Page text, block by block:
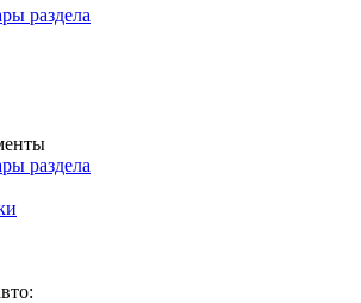
раздела
раздела